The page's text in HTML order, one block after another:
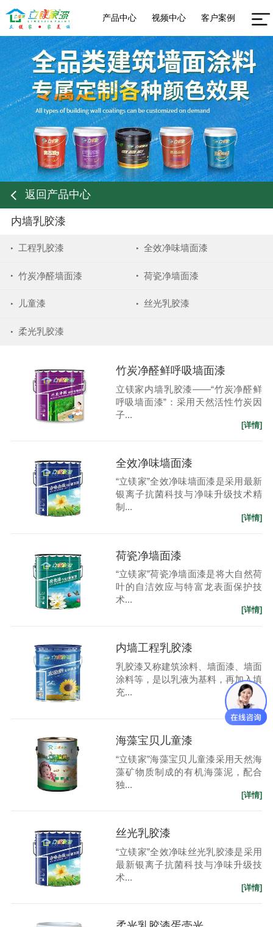
产品中心 视频中心 客户案例
返回产品中心
内墙乳胶漆
工程乳胶漆 全效净味墙面漆
竹炭净醛墙面漆 荷瓷净墙面漆
儿童漆 丝光乳胶漆
柔光乳胶漆
竹炭净醛鲜呼吸墙面漆
立镁家内墙乳胶漆——“竹炭净醛鲜
呼吸墙面漆”：采用天然活性竹炭因
子...
[详情]
全效净味墙面漆
“立镁家”全效净味墙面漆是采用最新
银离子抗菌科技与净味升级技术精
制...
[详情]
荷瓷净墙面漆
“立镁家”荷瓷净墙面漆是将大自然荷
叶的自洁效应与特富龙表面保护技
术...
[详情]
内墙工程乳胶漆
乳胶漆又称建筑涂料、墙面漆、墙面
涂料等，是以乳液为基料，再加入填
充...
[详情]
海藻宝贝儿童漆
“立镁家”海藻宝贝儿童漆采用天然海
藻矿物质制成的有机海藻泥，配合
独...
[详情]
丝光乳胶漆
“立镁家”全效净味丝光乳胶漆是采用
最新银离子抗菌科技与净味升级技
术...
[详情]